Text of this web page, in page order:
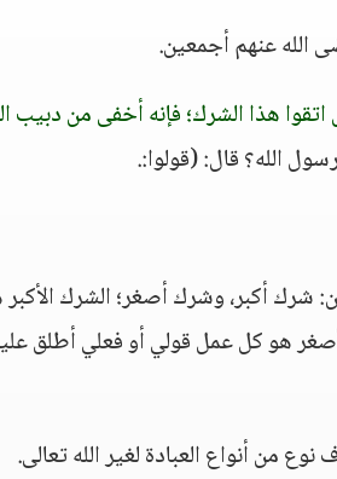
عنهم أجمعين.
اتقوا هذا الشرك؛ فإنه أخفى من دبيب
الله؟ قال: (قولوا:.
شرك أكبر، وشرك أصغر؛ الشرك
هو كل عمل قولي أو فعلي أطلق
من أنواع العبادة لغير الله تعالى.